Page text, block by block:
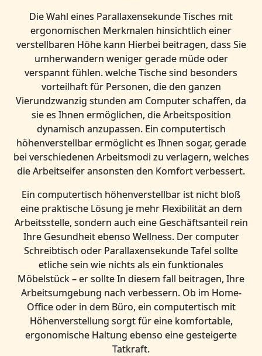
Die Wahl eines Parallaxensekunde Tisches mit
ergonomischen Merkmalen hinsichtlich einer
verstellbaren Höhe kann Hierbei beitragen, dass Sie
umherwandern weniger gerade müde oder
verspannt fühlen. welche Tische sind besonders
vorteilhaft für Personen, die den ganzen
Vierundzwanzig stunden am Computer schaffen, da
sie es Ihnen ermöglichen, die Arbeitsposition
dynamisch anzupassen. Ein computertisch
höhenverstellbar ermöglicht es Ihnen sogar, gerade
bei verschiedenen Arbeitsmodi zu verlagern, welches
die Arbeitseifer ansonsten den Komfort verbessert.
Ein computertisch höhenverstellbar ist nicht bloß
eine praktische Lösung je mehr Flexibilität an dem
Arbeitsstelle, sondern auch eine Geschäftsanteil rein
Ihre Gesundheit ebenso Wellness. Der computer
Schreibtisch oder Parallaxensekunde Tafel sollte
etliche sein wie nichts als ein funktionales
Möbelstück – er sollte In diesem fall beitragen, Ihre
Arbeitsumgebung nach verbessern. Ob im Home-
Office oder in dem Büro, ein computertisch mit
Höhenverstellung sorgt für eine komfortable,
ergonomische Haltung ebenso eine gesteigerte
Tatkraft.